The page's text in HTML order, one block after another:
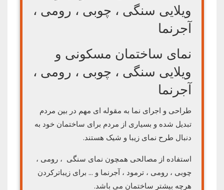
ویلایی سنگی ، چوبی ، رومی ،
آجرنما
نمای ساختمان مسکونی و
ویلایی سنگی ، چوبی ، رومی ،
آجرنما
طراحی و اجرای نما به مقوله ای مهم در بین مردم
تبدیل شده و بسیاری از مردم برای ساختمان خود به
دنبال طرح نمای زیبا و شیک هستند.
استفاده از مصالحی همچون نمای سنگی ، رومی ،
چوبی ، رومی ، ترمود ، آجرنما و … برای زیباترکردن
هرچه بیشتر ساختمان می باشد.